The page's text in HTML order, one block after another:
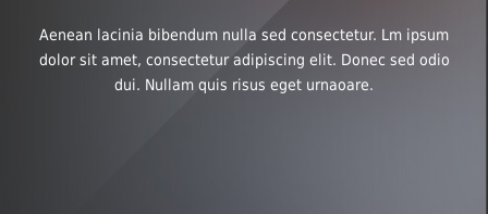
Aenean lacinia bibendum nulla sed consectetur. Lm ipsum
dolor sit amet, consectetur adipiscing elit. Donec sed odio
dui. Nullam quis risus eget urnaoare.